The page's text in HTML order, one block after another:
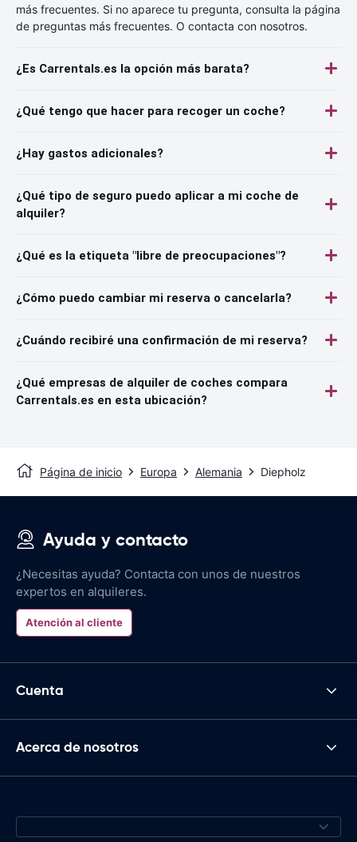
más frecuentes. Si no aparece tu pregunta, consulta la página
de preguntas más frecuentes. O contacta con nosotros.
¿Es Carrentals.es la opción más barata?
¿Qué tengo que hacer para recoger un coche?
¿Hay gastos adicionales?
¿Qué tipo de seguro puedo aplicar a mi coche de
alquiler?
¿Qué es la etiqueta "libre de preocupaciones"?
¿Cómo puedo cambiar mi reserva o cancelarla?
¿Cuándo recibiré una confirmación de mi reserva?
¿Qué empresas de alquiler de coches compara
Carrentals.es en esta ubicación?
Página de inicio Europa Alemania Diepholz
Ayuda y contacto
¿Necesitas ayuda? Contacta con unos de nuestros
expertos en alquileres.
Atención al cliente
Cuenta
Acerca de nosotros